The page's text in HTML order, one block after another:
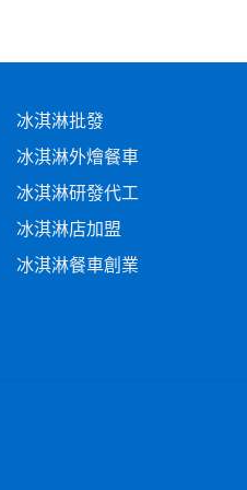
冰淇淋批發
冰淇淋外燴餐車
冰淇淋研發代工
冰淇淋店加盟
冰淇淋餐車創業